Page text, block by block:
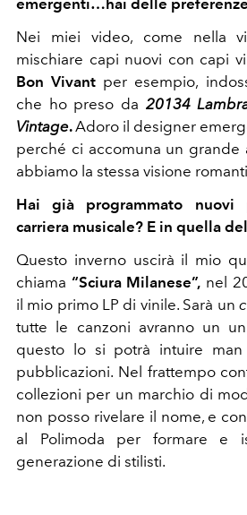
Nei miei video, come nella
mischiare capi nuovi con capi
Bon Vivant per esempio,
che ho preso da 20134
Vintage.Adoro il designer
perché ci accomuna un grande
abbiamo la stessa visione
Hai già programmato
carriera musicale? E in quella
Questo inverno uscirà il mio
chiama “Sciura Milanese”, nel
il mio primo LP di vinile. Sarà un
tutte le canzoni avranno un
questo lo si potrà intuire
pubblicazioni. Nel frattempo
collezioni per un marchio di
non posso rivelare il nome, e
al Polimoda per formare e
generazione di stilisti.